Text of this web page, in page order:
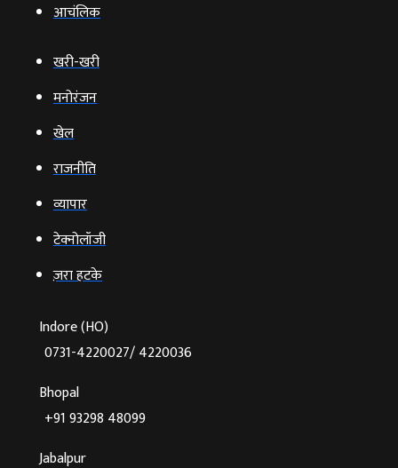
आचंलिक
खरी-खरी
मनोरंजन
खेल
राजनीति
व्‍यापार
टेक्‍नोलॉजी
ज़रा हटके
Indore (HO)
0731-4220027/ 4220036
Bhopal
+91 93298 48099
Jabalpur